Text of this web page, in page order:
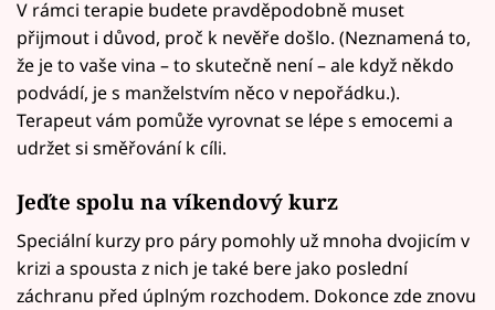
V rámci terapie budete pravděpodobně muset
přijmout i důvod, proč k nevěře došlo. (Neznamená to,
že je to vaše vina – to skutečně není – ale když někdo
podvádí, je s manželstvím něco v nepořádku.).
Terapeut vám pomůže vyrovnat se lépe s emocemi a
udržet si směřování k cíli.
Jeďte spolu na víkendový kurz
Speciální kurzy pro páry pomohly už mnoha dvojicím v
krizi a spousta z nich je také bere jako poslední
záchranu před úplným rozchodem. Dokonce zde znovu